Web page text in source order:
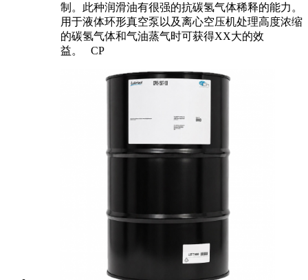
制。此种润滑油有很强的抗碳氢气体稀释的能力。
用于液体环形真空泵以及离心空压机处理高度浓缩
的碳氢气体和气油蒸气时可获得XX大的效
益。 CP